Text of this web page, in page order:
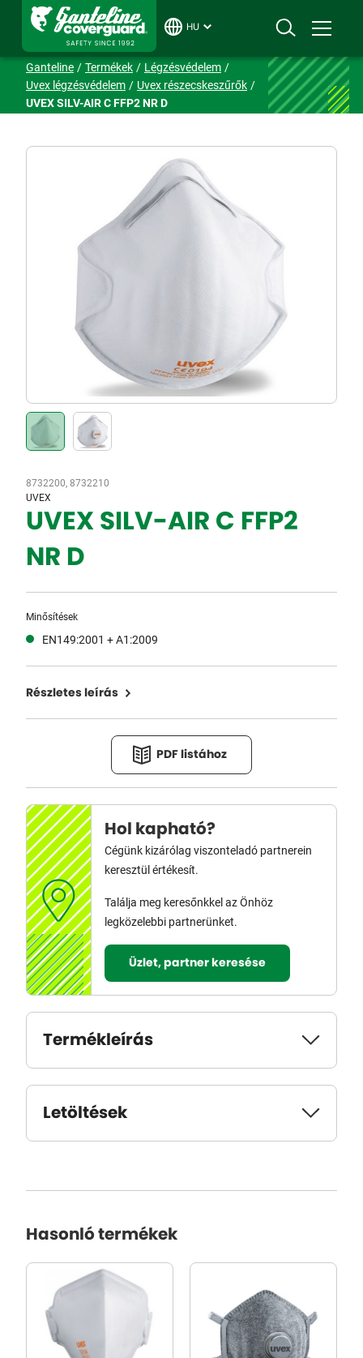
HU
Ganteline Termékek
Légzésvédelem
Uvex légzésvédelem
Uvex részecskeszűrők
UVEX SILV-AIR C FFP2 NR D
8732200, 8732210
UVEX
UVEX SILV-AIR C FFP2
NR D
Minősítések
EN149:2001 + A1:2009
Részletes leírás
PDF listához
Hol kapható?
Cégünk kizárólag viszonteladó partnerein
keresztül értékesít.
Találja meg keresőnkkel az Önhöz
legközelebbi partnerünket.
Üzlet, partner keresése
Termékleírás
Letöltések
Hasonló termékek